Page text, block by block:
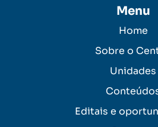
Menu
Home
Sobre o
Unidades
Editais e